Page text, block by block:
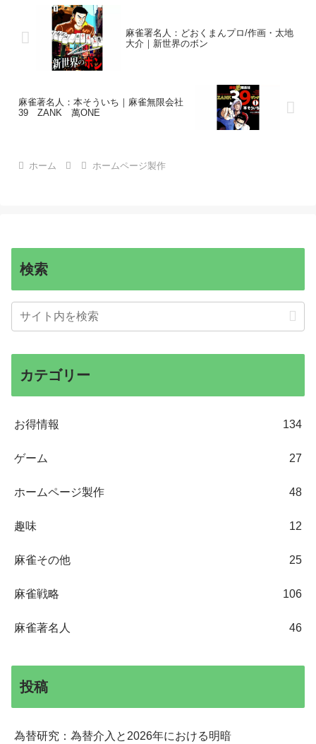
ライン署名の発信力や拡散力が高まる。
麻雀署名人：どおくまんプロ/作画・太地
大介｜新世界のボン
麻雀著名人：本そういち｜麻雀無限会社
39 ZANK 萬ONE
ホーム ホームページ製作
検索
カテゴリー
お得情報 134
ゲーム 27
ホームページ製作 48
趣味 12
麻雀その他 25
麻雀戦略 106
麻雀著名人 46
投稿
為替研究：為替介入と2026年における明暗